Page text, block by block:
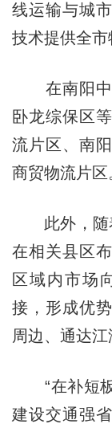
线运输与城
技术提供全市
在南阳中
卧龙综保区
流片区、南
商贸物流片区
此外，随着
在相关县区
区域内市场
接，形成优
周边、通达江
“在补短板
建设交通强